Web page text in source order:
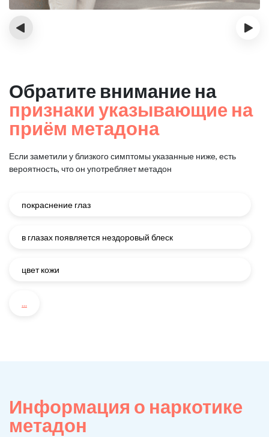
‹ ›
Обратите внимание на
признаки указывающие на
приём метадона
Если заметили у близкого симптомы указанные ниже, есть
вероятность, что он употребляет метадон
покраснение глаз
в глазах появляется нездоровый блеск
цвет кожи
...
Информация о наркотике
метадон